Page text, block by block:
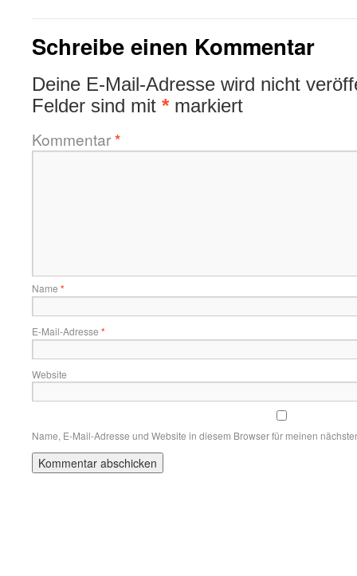
Schreibe einen Kommentar
Deine E-Mail-Adresse wird nicht
Felder sind mit * markiert
Kommentar*
Name *
E-Mail-Adresse *
Website
Name, E-Mail-Adresse und Website in diesem Browser für meinen